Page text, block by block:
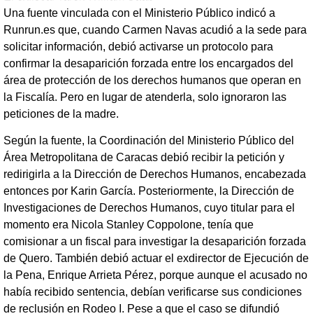
Una fuente vinculada con el Ministerio Público indicó a
Runrun.es que, cuando Carmen Navas acudió a la sede para
solicitar información, debió activarse un protocolo para
confirmar la desaparición forzada entre los encargados del
área de protección de los derechos humanos que operan en
la Fiscalía. Pero en lugar de atenderla, solo ignoraron las
peticiones de la madre.
Según la fuente, la Coordinación del Ministerio Público del
Área Metropolitana de Caracas debió recibir la petición y
redirigirla a la Dirección de Derechos Humanos, encabezada
entonces por Karin García. Posteriormente, la Dirección de
Investigaciones de Derechos Humanos, cuyo titular para el
momento era Nicola Stanley Coppolone, tenía que
comisionar a un fiscal para investigar la desaparición forzada
de Quero. También debió actuar el exdirector de Ejecución de
la Pena, Enrique Arrieta Pérez, porque aunque el acusado no
había recibido sentencia, debían verificarse sus condiciones
de reclusión en Rodeo I. Pese a que el caso se difundió